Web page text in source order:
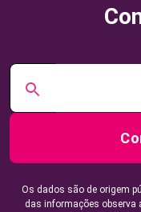
Os dados são de origem
das informações observa